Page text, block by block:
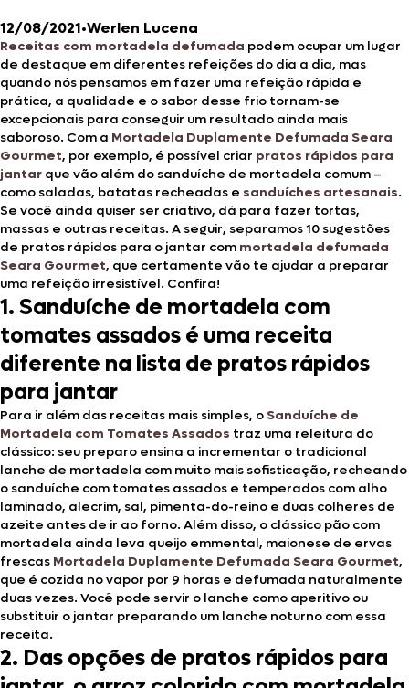
12/08/2021•Werlen Lucena
Receitas com mortadela defumada podem ocupar um lugar
de destaque em diferentes refeições do dia a dia, mas
quando nós pensamos em fazer uma refeição rápida e
prática, a qualidade e o sabor desse frio tornam-se
excepcionais para conseguir um resultado ainda mais
saboroso. Com a Mortadela Duplamente Defumada Seara
Gourmet, por exemplo, é possível criar pratos rápidos para
jantar que vão além do sanduíche de mortadela comum –
como saladas, batatas recheadas e sanduíches artesanais.
Se você ainda quiser ser criativo, dá para fazer tortas,
massas e outras receitas. A seguir, separamos 10 sugestões
de pratos rápidos para o jantar com mortadela defumada
Seara Gourmet, que certamente vão te ajudar a preparar
uma refeição irresistível. Confira!
1. Sanduíche de mortadela com
tomates assados é uma receita
diferente na lista de pratos rápidos
para jantar
Para ir além das receitas mais simples, oSanduíche de
Mortadela com Tomates Assados traz uma releitura do
clássico: seu preparo ensina a incrementar o tradicional
lanche de mortadela com muito mais sofisticação, recheando
o sanduíche com tomates assados e temperados com alho
laminado, alecrim, sal, pimenta-do-reino e duas colheres de
azeite antes de ir ao forno. Além disso, o clássico pão com
mortadela ainda leva queijo emmental, maionese de ervas
frescas Mortadela Duplamente Defumada Seara Gourmet,
que é cozida no vapor por 9 horas e defumada naturalmente
duas vezes. Você pode servir o lanche como aperitivo ou
substituir o jantar preparando um lanche noturno com essa
receita.
2. Das opções de pratos rápidos para